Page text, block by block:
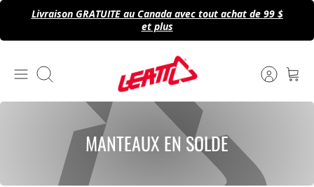
Passer
contenu
Livraison GRATUITE au Canada avec tout achat de 99 $
et plus
Recherche
MANTEAUX EN SOLDE